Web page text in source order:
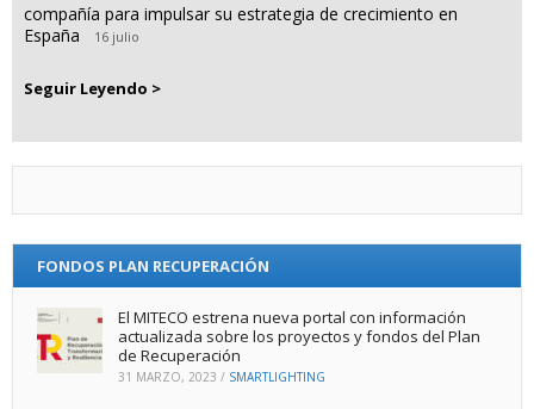
compañía para impulsar su estrategia de crecimiento en
España
16 julio
Seguir Leyendo >
FONDOS PLAN RECUPERACIÓN
El MITECO estrena nueva portal con información
actualizada sobre los proyectos y fondos del Plan
de Recuperación
31 MARZO, 2023 / SMARTLIGHTING